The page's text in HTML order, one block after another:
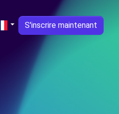
S'inscrire maintenant